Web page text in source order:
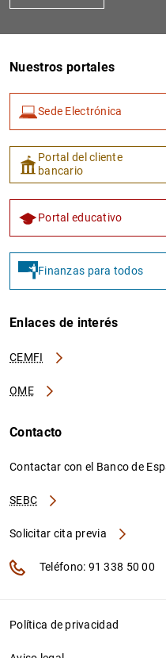
Nuestros portales
Sede Electrónica
Portal del cliente
bancario
Portal educativo
Finanzas para todos
Enlaces de interés
CEMFI
OME
Contacto
Contactar con el Banco de
SEBC
Solicitar cita previa
Teléfono: 91 338 50 00
Política de privacidad